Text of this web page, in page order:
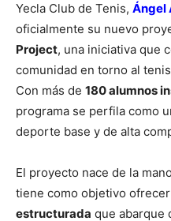
Yecla Club de Tenis, Ángel
oficialmente su nuevo
Project, una iniciativa que
comunidad en torno al
Con más de 180 alumnos
programa se perfila como
deporte base y de alta
El proyecto nace de la
tiene como objetivo ofrecer
estructurada que abarque